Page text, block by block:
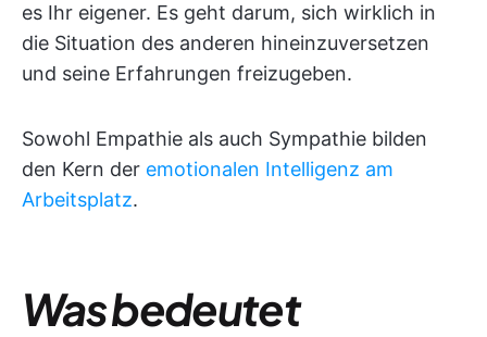
es Ihr eigener. Es geht darum, sich wirklich in
die Situation des anderen hineinzuversetzen
und seine Erfahrungen freizugeben.
Sowohl Empathie als auch Sympathie bilden
den Kern der emotionalen Intelligenz am
Arbeitsplatz.
Was bedeutet